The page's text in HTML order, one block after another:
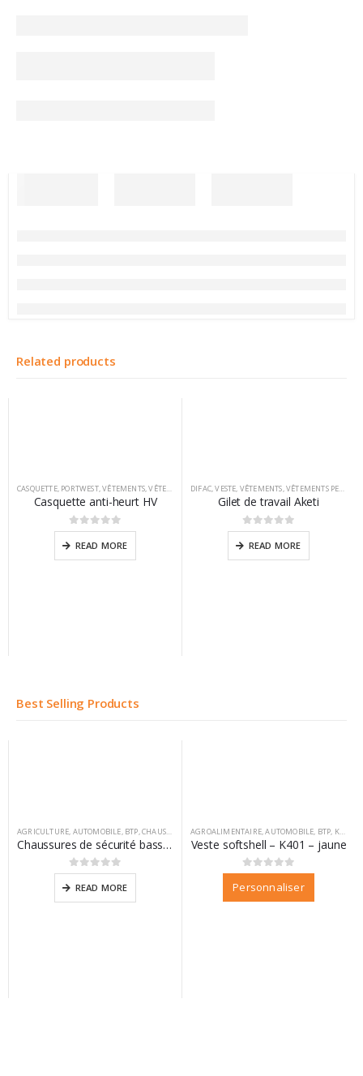
Related products
CASQUETTE, PORTWEST,VÊTEMENTS,VÊTEMENTS PERSONNALISABLES
Casquette anti-heurt HV
0sur 5
READ MORE
DIFAC,VESTE, VÊTEMENTS,VÊTEMENTS PERSONNALISABLES
Gilet de travail Aketi
0sur 5
READ MORE
Best Selling Products
AGRICULTURE AUTOMOBILE BTP ,CHAUSSURES ,DIFAC,VM FOOTWEAR
Chaussures de sécurité basse California
0sur 5
READ MORE
AGROALIMENTAIRE ,AUTOMOBILE BTP KARIBAN
Veste softshell – K401 – jaune
0sur 5
Personnaliser